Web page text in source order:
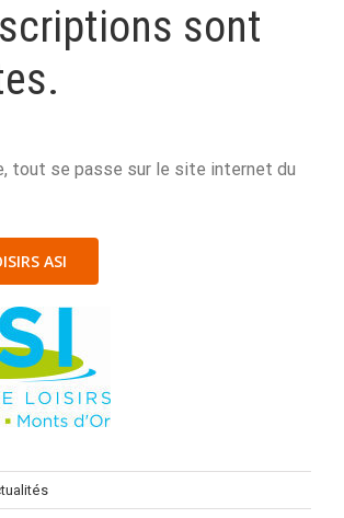
sont
tout se passe sur le site internet du
ASI